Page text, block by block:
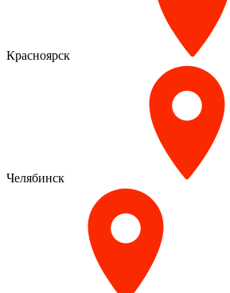
Красноярск
Челябинск